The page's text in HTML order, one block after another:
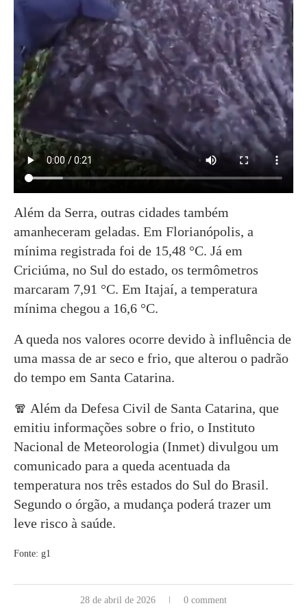
Além da Serra, outras cidades também
amanheceram geladas. Em Florianópolis, a
mínima registrada foi de 15,48 °C. Já em
Criciúma, no Sul do estado, os termômetros
marcaram 7,91 °C. Em Itajaí, a temperatura
mínima chegou a 16,6 °C.
A queda nos valores ocorre devido à influência de
uma massa de ar seco e frio, que alterou o padrão
do tempo em Santa Catarina.
🧣 Além da Defesa Civil de Santa Catarina, que
emitiu informações sobre o frio, o Instituto
Nacional de Meteorologia (Inmet) divulgou um
comunicado para a queda acentuada da
temperatura nos três estados do Sul do Brasil.
Segundo o órgão, a mudança poderá trazer um
leve risco à saúde.
Fonte: g1
28 de abril de 2026 0 comment